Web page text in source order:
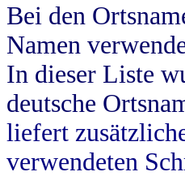
Bei den
Namen
In dieser Liste
deutsche
liefert
verwendeten